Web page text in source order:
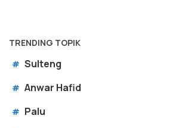
TRENDING TOPIK
# Sulteng
# Anwar Hafid
# Palu